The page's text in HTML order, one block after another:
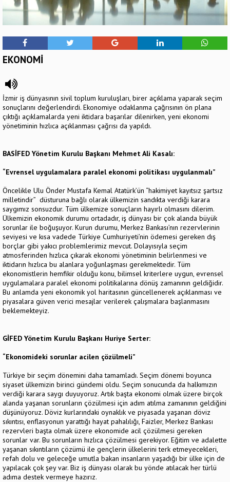
EKONOMİ
İzmir iş dünyasının sivil toplum kuruluşları, birer açıklama yaparak seçim
sonuçlarını değerlendirdi. Ekonomiye odaklanma çağrısının ön plana
çıktığı açıklamalarda yeni iktidara başarılar dilenirken, yeni ekonomi
yönetiminin hızlıca açıklanması çağrısı da yapıldı.
BASİFED Yönetim Kurulu Başkanı Mehmet Ali Kasalı:
“Evrensel uygulamalara paralel ekonomi politikası uygulanmalı”
Öncelikle Ulu Önder Mustafa Kemal Atatürk’ün “hakimiyet kayıtsız şartsız
milletindir” düsturuna bağlı olarak ülkemizin sandıkta verdiği karara
saygımız sonsuzdur. Tüm ülkemize sonuçların hayırlı olmasını dilerim.
Ülkemizin ekonomik durumu ortadadır, iş dünyası bir çok alanda büyük
sorunlar ile boğuşuyor. Kurun durumu, Merkez Bankası’nın rezervlerinin
seviyesi ve kısa vadede Türkiye Cumhuriyeti’nin ödemesi gereken dış
borçlar gibi yakıcı problemlerimiz mevcut. Dolayısıyla seçim
atmosferinden hızlıca çıkarak ekonomi yönetiminin belirlenmesi ve
iktidarın hızlıca bu alanlara yoğunlaşması gerekmektedir. Tüm
ekonomistlerin hemfikir olduğu konu, bilimsel kriterlere uygun, evrensel
uygulamalara paralel ekonomi politikalarına dönüş zamanının geldiğidir.
Bu anlamda yeni ekonomik yol haritasının güncellenerek açıklanması ve
piyasalara güven verici mesajlar verilerek çalışmalara başlanmasını
beklemekteyiz.
GİFED Yönetim Kurulu Başkanı Huriye Serter:
“Ekonomideki sorunlar acilen çözülmeli”
Türkiye bir seçim dönemini daha tamamladı. Seçim dönemi boyunca
siyaset ülkemizin birinci gündemi oldu. Seçim sonucunda da halkımızın
verdiği karara saygı duyuyoruz. Artık başta ekonomi olmak üzere birçok
alanda yaşanan sorunların çözülmesi için adım atılma zamanının geldiğini
düşünüyoruz. Döviz kurlarındaki oynaklık ve piyasada yaşanan döviz
sıkıntısı, enflasyonun yarattığı hayat pahalılığı, Faizler, Merkez Bankası
rezervleri başta olmak üzere ekonomide acil çözülmesi gereken
sorunlar var. Bu sorunların hızlıca çözülmesi gerekiyor. Eğitim ve adalette
yaşanan sıkıntıların çözümü ile gençlerin ülkelerini terk etmeyecekleri,
refah dolu ve geleceğe umutla bakan insanların yaşadığı bir ülke için de
yapılacak çok şey var. Biz iş dünyası olarak bu yönde atılacak her türlü
adıma destek vermeye hazırız.